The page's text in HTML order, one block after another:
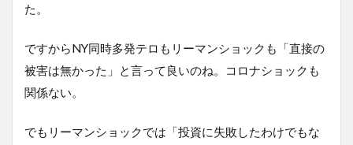
た。
ですからNY同時多発テロもリーマンショックも「直接の
被害は無かった」と言って良いのね。コロナショックも
関係ない。
でもリーマンショックでは「投資に失敗したわけでもな